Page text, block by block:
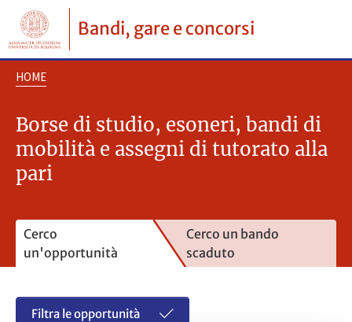
Bandi, gare e concorsi
HOME
Borse di studio, esoneri, bandi di
mobilità e assegni di tutorato alla
pari
Cerco
un'opportunità
Cerco un bando
scaduto
Filtra le opportunità